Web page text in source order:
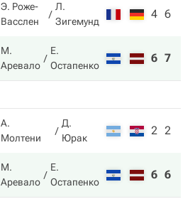
Э. Роже-
Васслен
Л.
Зигемунд
4 6
М.
Аревало
Е.
Остапенко
6 7
А.
Молтени
Д.
Юрак
2 2
М.
Аревало
Е.
Остапенко
6 6